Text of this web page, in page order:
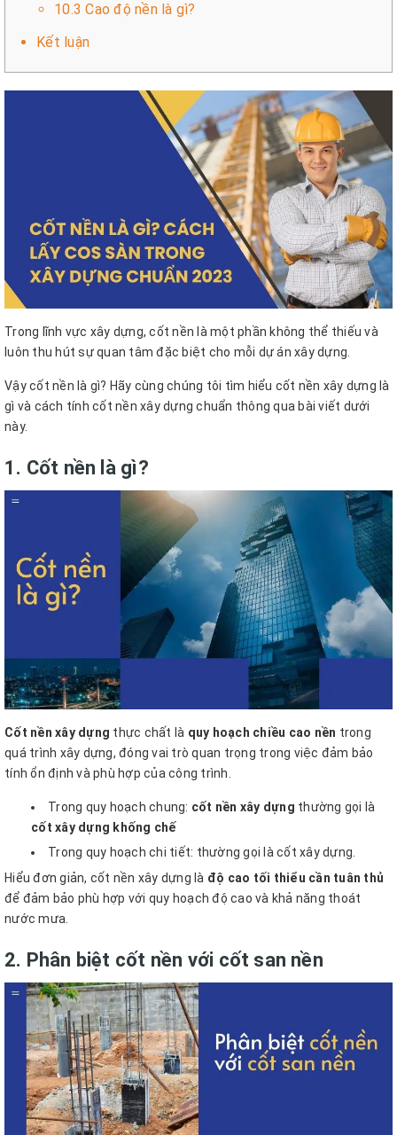
10.3 Cao độ nền là gì?
Kết luận
Trong lĩnh vực xây dựng, cốt nền là một phần không thể thiếu và
luôn thu hút sự quan tâm đặc biệt cho mỗi dự án xây dựng.
Vậy cốt nền là gì? Hãy cùng chúng tôi tìm hiểu cốt nền xây dựng là
gì và cách tính cốt nền xây dựng chuẩn thông qua bài viết dưới
này.
1. Cốt nền là gì?
Cốt nền xây dựng thực chất là quy hoạch chiều cao nền trong
quá trình xây dựng, đóng vai trò quan trọng trong việc đảm bảo
tính ổn định và phù hợp của công trình.
Trong quy hoạch chung: cốt nền xây dựng thường gọi là
cốt xây dựng khống chế
Trong quy hoạch chi tiết: thường gọi là cốt xây dựng.
Hiểu đơn giản, cốt nền xây dựng là độ cao tối thiểu cần tuân thủ
để đảm bảo phù hợp với quy hoạch độ cao và khả năng thoát
nước mưa.
2. Phân biệt cốt nền với cốt san nền